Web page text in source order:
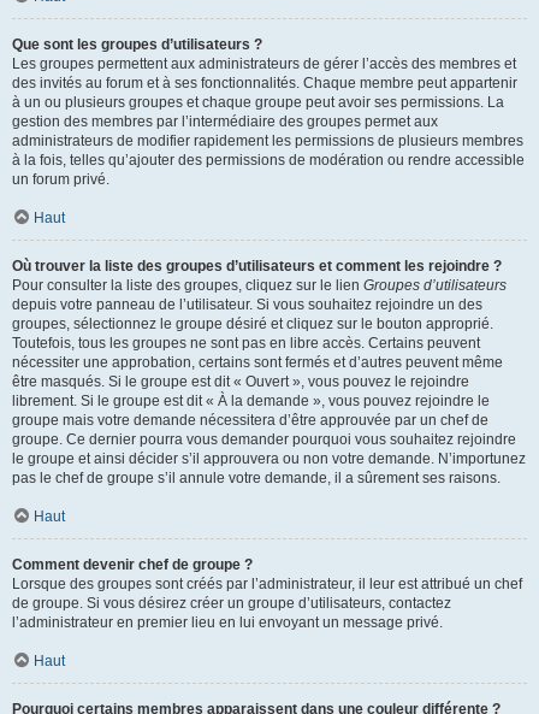
Que sont les groupes d’utilisateurs ?
Les groupes permettent aux administrateurs de gérer l’accès des membres et
des invités au forum et à ses fonctionnalités. Chaque membre peut appartenir
à un ou plusieurs groupes et chaque groupe peut avoir ses permissions. La
gestion des membres par l’intermédiaire des groupes permet aux
administrateurs de modifier rapidement les permissions de plusieurs membres
à la fois, telles qu’ajouter des permissions de modération ou rendre accessible
un forum privé.
Haut
Où trouver la liste des groupes d’utilisateurs et comment les rejoindre ?
Pour consulter la liste des groupes, cliquez sur le lien Groupes d’utilisateurs
depuis votre panneau de l’utilisateur. Si vous souhaitez rejoindre un des
groupes, sélectionnez le groupe désiré et cliquez sur le bouton approprié.
Toutefois, tous les groupes ne sont pas en libre accès. Certains peuvent
nécessiter une approbation, certains sont fermés et d’autres peuvent même
être masqués. Si le groupe est dit « Ouvert », vous pouvez le rejoindre
librement. Si le groupe est dit « À la demande », vous pouvez rejoindre le
groupe mais votre demande nécessitera d’être approuvée par un chef de
groupe. Ce dernier pourra vous demander pourquoi vous souhaitez rejoindre
le groupe et ainsi décider s’il approuvera ou non votre demande. N’importunez
pas le chef de groupe s’il annule votre demande, il a sûrement ses raisons.
Haut
Comment devenir chef de groupe ?
Lorsque des groupes sont créés par l’administrateur, il leur est attribué un chef
de groupe. Si vous désirez créer un groupe d’utilisateurs, contactez
l’administrateur en premier lieu en lui envoyant un message privé.
Haut
Pourquoi certains membres apparaissent dans une couleur différente ?